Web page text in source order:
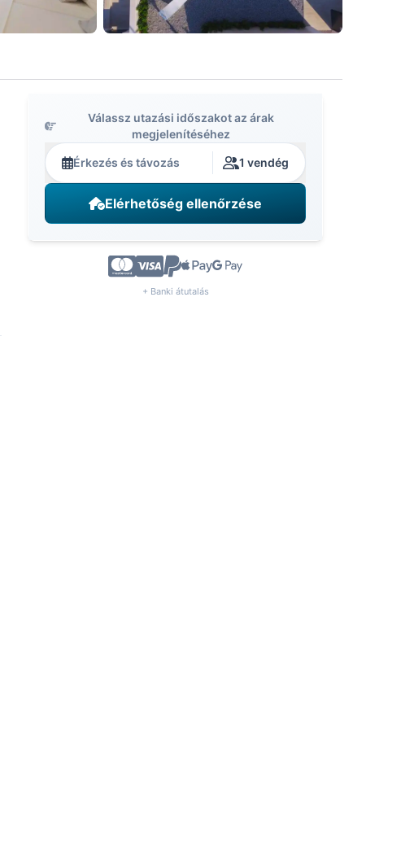
Válassz utazási időszakot az árak
megjelenítéséhez
Érkezés és távozás 1 vendég
Elérhetőség ellenőrzése
+ Banki átutalás